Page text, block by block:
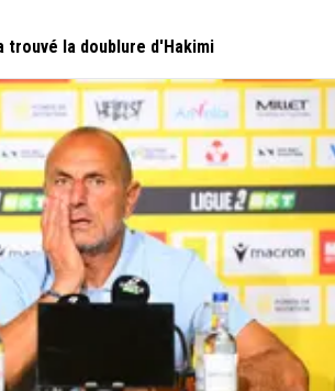
avec Cristiano et Lionel. 2 monstres
trouvé la doublure d'Hakimi